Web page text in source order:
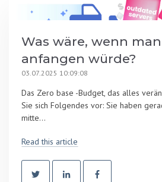
Was wäre, wenn
anfangen würde?
03.07.2025 10:09:08
Das Zero base -Budget, das alles
Sie sich Folgendes vor: Sie haben
mitte...
Read this article